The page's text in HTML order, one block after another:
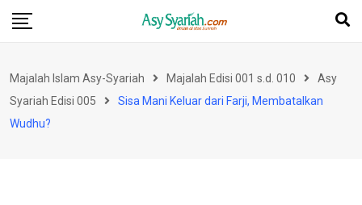
Skip
Majalah Islam Asy-Syariah Majalah Edisi 001 s.d. 010
Asy
Syariah Edisi 005
Sisa Mani Keluar dari Farji, Membatalkan
Wudhu?